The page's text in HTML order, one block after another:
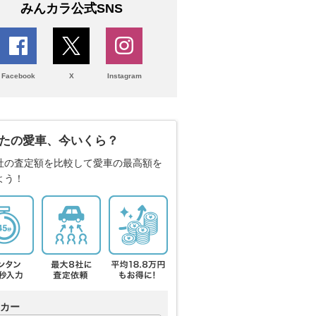
みんカラ公式SNS
Facebook X Instagram
の愛車、今いくら？
の査定額を比較して愛車の最高額を
！
ー